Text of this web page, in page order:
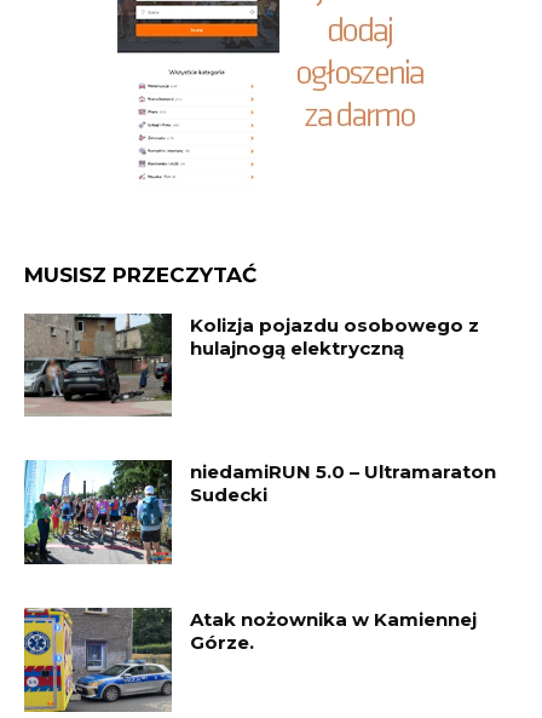
MUSISZ PRZECZYTAĆ
Kolizja pojazdu osobowego z
hulajnogą elektryczną
niedamiRUN 5.0 – Ultramaraton
Sudecki
Atak nożownika w Kamiennej
Górze.